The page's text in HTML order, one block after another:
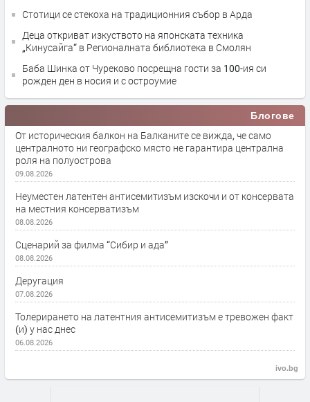
Стотици се стекоха на традиционния събор в Арда
Деца откриват изкуството на японската техника
„Кинусайга“ в Регионалната библиотека в Смолян
Баба Шинка от Чуреково посрещна гости за 100-ия си
рожден ден в носия и с остроумие
Блогове
От историческия балкон на Балканите се вижда, че само
централното ни географско място не гарантира централна
роля на полуострова
09.08.2026
Неуместен латентен антисемитизъм изскочи и от консервата
на местния консерватизъм
08.08.2026
Сценарий за филма “Сибир и ада”
08.08.2026
Деругация
07.08.2026
Толерирането на латентния антисемитизъм е тревожен факт
(и) у нас днес
06.08.2026
ivo.bg